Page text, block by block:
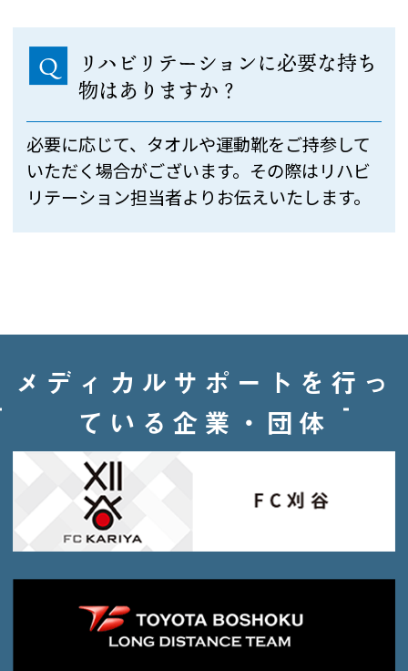
Q
リハビリテーションに必要な持ち
物はありますか？
必要に応じて、タオルや運動靴をご持参して
いただく場合がございます。その際はリハビ
リテーション担当者よりお伝えいたします。
メディカルサポートを行っ
ている企業・団体